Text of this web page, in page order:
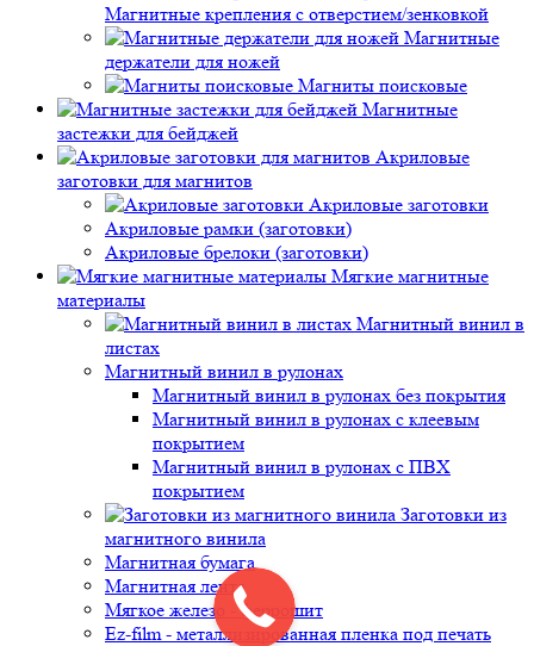
Магнитные крепления с отверстием/зенковкой
Магнитные
держатели для ножей
Магниты поисковые
Магнитные
застежки для бейджей
Акриловые
заготовки для магнитов
Акриловые заготовки
Акриловые рамки (заготовки)
Акриловые брелоки (заготовки)
Мягкие магнитные
материалы
Магнитный винил в
листах
Магнитный винил в рулонах
Магнитный винил в рулонах без покрытия
Магнитный винил в рулонах с клеевым
покрытием
Магнитный винил в рулонах с ПВХ
покрытием
Заготовки из
магнитного винила
Магнитная бумага
Магнитная лента
Мягкое железо - феррошит
Ez-film - металлизированная пленка под печать